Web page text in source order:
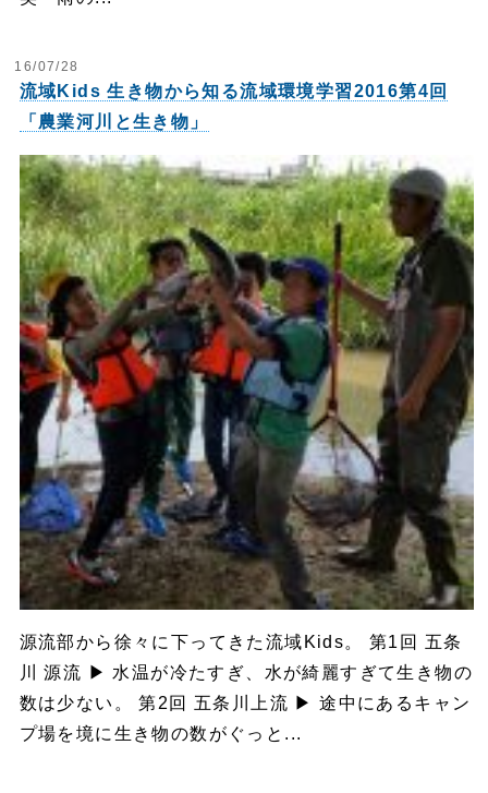
16/07/28
流域Kids 生き物から知る流域環境学習2016第4回
「農業河川と生き物」
源流部から徐々に下ってきた流域Kids。 第1回 五条
川 源流 ▶︎ 水温が冷たすぎ、水が綺麗すぎて生き物の
数は少ない。 第2回 五条川上流 ▶︎ 途中にあるキャン
プ場を境に生き物の数がぐっと...